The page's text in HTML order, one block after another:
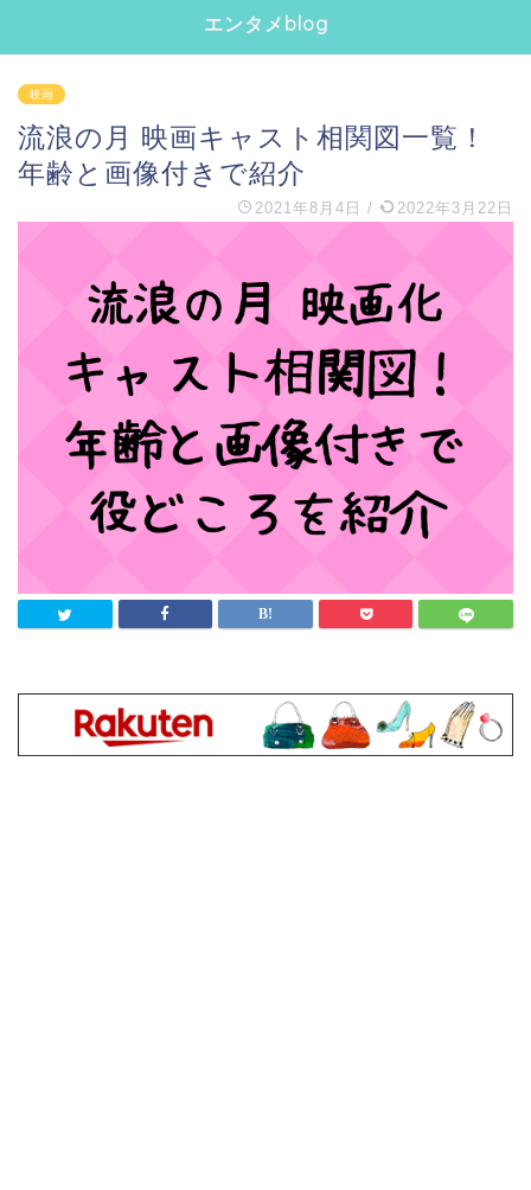
エンタメblog
映画
流浪の月 映画キャスト相関図一覧！
年齢と画像付きで紹介
2021年8月4日 / 2022年3月22日